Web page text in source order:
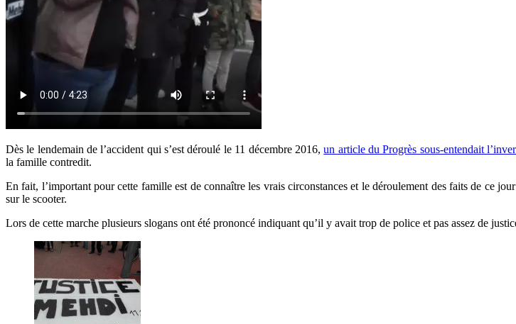
Dès le lendemain de l’accident qui s’est déroulé le 11 décembre 2016,un article du Progrès sous-entendait
la famille contredit.
En fait, l’important pour cette famille est de connaître les vrais circonstances et le déroulement des faits de ce
sur le scooter.
Lors de cette marche plusieurs slogans ont été prononcé indiquant qu’il y avait trop de police et pas assez de